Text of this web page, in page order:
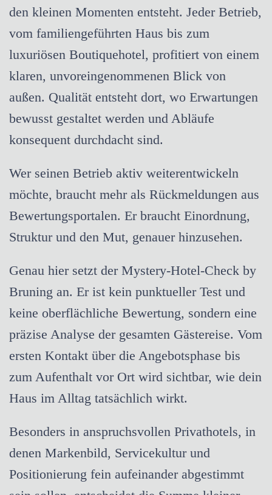
den kleinen Momenten entsteht. Jeder Betrieb,
vom familiengeführten Haus bis zum
luxuriösen Boutiquehotel, profitiert von einem
klaren, unvoreingenommenen Blick von
außen. Qualität entsteht dort, wo Erwartungen
bewusst gestaltet werden und Abläufe
konsequent durchdacht sind.
Wer seinen Betrieb aktiv weiterentwickeln
möchte, braucht mehr als Rückmeldungen aus
Bewertungsportalen. Er braucht Einordnung,
Struktur und den Mut, genauer hinzusehen.
Genau hier setzt der Mystery-Hotel-Check by
Bruning an. Er ist kein punktueller Test und
keine oberflächliche Bewertung, sondern eine
präzise Analyse der gesamten Gästereise. Vom
ersten Kontakt über die Angebotsphase bis
zum Aufenthalt vor Ort wird sichtbar, wie dein
Haus im Alltag tatsächlich wirkt.
Besonders in anspruchsvollen Privathotels, in
denen Markenbild, Servicekultur und
Positionierung fein aufeinander abgestimmt